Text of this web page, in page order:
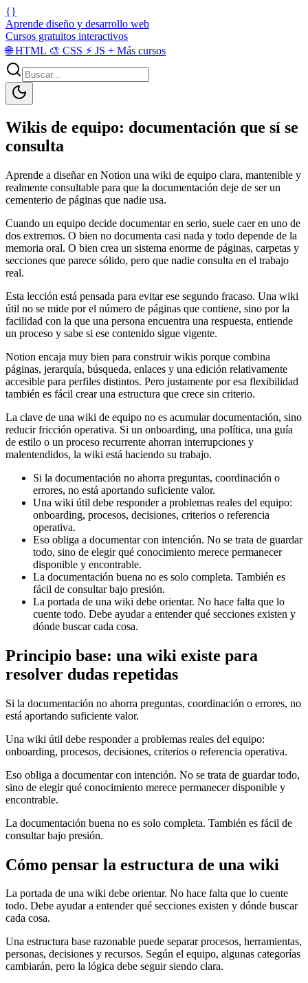
{}
Aprende diseño y desarrollo web
Cursos gratuitos interactivos
🌐HTML 🎨 CSS ⚡ JS + Más cursos
Wikis de equipo: documentación que sí se
consulta
Aprende a diseñar en Notion una wiki de equipo clara, mantenible y
realmente consultable para que la documentación deje de ser un
cementerio de páginas que nadie usa.
Cuando un equipo decide documentar en serio, suele caer en uno de
dos extremos. O bien no documenta casi nada y todo depende de la
memoria oral. O bien crea un sistema enorme de páginas, carpetas y
secciones que parece sólido, pero que nadie consulta en el trabajo
real.
Esta lección está pensada para evitar ese segundo fracaso. Una wiki
útil no se mide por el número de páginas que contiene, sino por la
facilidad con la que una persona encuentra una respuesta, entiende
un proceso y sabe si ese contenido sigue vigente.
Notion encaja muy bien para construir wikis porque combina
páginas, jerarquía, búsqueda, enlaces y una edición relativamente
accesible para perfiles distintos. Pero justamente por esa flexibilidad
también es fácil crear una estructura que crece sin criterio.
La clave de una wiki de equipo no es acumular documentación, sino
reducir fricción operativa. Si un onboarding, una política, una guía
de estilo o un proceso recurrente ahorran interrupciones y
malentendidos, la wiki está haciendo su trabajo.
Si la documentación no ahorra preguntas, coordinación o
errores, no está aportando suficiente valor.
Una wiki útil debe responder a problemas reales del equipo:
onboarding, procesos, decisiones, criterios o referencia
operativa.
Eso obliga a documentar con intención. No se trata de guardar
todo, sino de elegir qué conocimiento merece permanecer
disponible y encontrable.
La documentación buena no es solo completa. También es
fácil de consultar bajo presión.
La portada de una wiki debe orientar. No hace falta que lo
cuente todo. Debe ayudar a entender qué secciones existen y
dónde buscar cada cosa.
Principio base: una wiki existe para
resolver dudas repetidas
Si la documentación no ahorra preguntas, coordinación o errores, no
está aportando suficiente valor.
Una wiki útil debe responder a problemas reales del equipo:
onboarding, procesos, decisiones, criterios o referencia operativa.
Eso obliga a documentar con intención. No se trata de guardar todo,
sino de elegir qué conocimiento merece permanecer disponible y
encontrable.
La documentación buena no es solo completa. También es fácil de
consultar bajo presión.
Cómo pensar la estructura de una wiki
La portada de una wiki debe orientar. No hace falta que lo cuente
todo. Debe ayudar a entender qué secciones existen y dónde buscar
cada cosa.
Una estructura base razonable puede separar procesos, herramientas,
personas, decisiones y recursos. Según el equipo, algunas categorías
cambiarán, pero la lógica debe seguir siendo clara.